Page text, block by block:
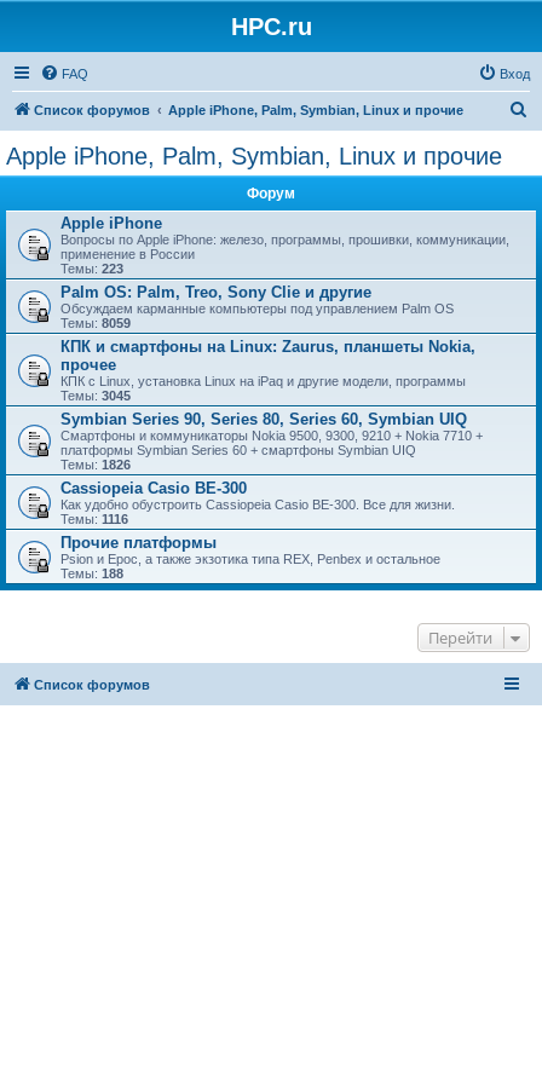
HPC.ru
FAQ Вход
Список форумов Apple iPhone, Palm, Symbian, Linux и прочие
Apple iPhone, Palm, Symbian, Linux и прочие
Форум
Apple iPhone
Вопросы по Apple iPhone: железо, программы, прошивки, коммуникации,
применение в России
Темы: 223
Palm OS: Palm, Treo, Sony Clie и другие
Обсуждаем карманные компьютеры под управлением Palm OS
Темы: 8059
КПК и смартфоны на Linux: Zaurus, планшеты Nokia,
прочее
КПК с Linux, установка Linux на iPaq и другие модели, программы
Темы: 3045
Symbian Series 90, Series 80, Series 60, Symbian UIQ
Смартфоны и коммуникаторы Nokia 9500, 9300, 9210 + Nokia 7710 +
платформы Symbian Series 60 + смартфоны Symbian UIQ
Темы: 1826
Cassiopeia Casio BE-300
Как удобно обустроить Cassiopeia Casio BE-300. Все для жизни.
Темы: 1116
Прочие платформы
Psion и Epoc, а также экзотика типа REX, Penbex и остальное
Темы: 188
Перейти
Список форумов